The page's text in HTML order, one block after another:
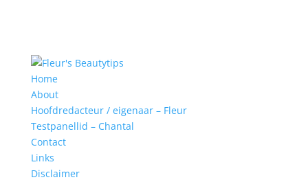
Home
About
Hoofdredacteur / eigenaar – Fleur
Testpanellid – Chantal
Contact
Links
Disclaimer